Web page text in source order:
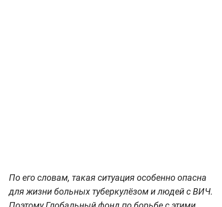
По его словам, такая ситуация особенно опасна
для жизни больных туберкулёзом и людей с ВИЧ.